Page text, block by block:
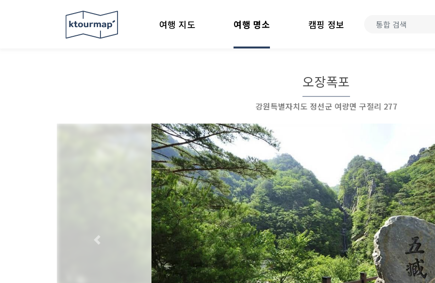
여행 지도 여행 명소 캠핑 정보
오장폭포
강원특별자치도 정선군 여량면 구절리 277